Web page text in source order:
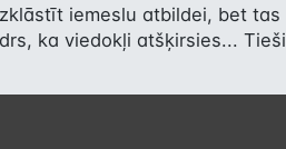
iemeslu atbildei, bet tas
ka viedokļi atšķirsies... Tieši